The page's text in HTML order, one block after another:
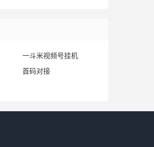
一斗米视频号挂机
首码对接